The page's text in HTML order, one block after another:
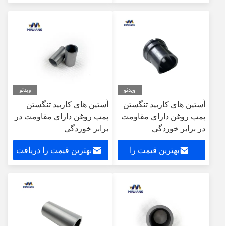
ویدئو
آستین های کاربید تنگستن
پمپ روغن دارای مقاومت
در برابر خوردگی
بهترین قیمت را
ویدئو
آستین های کاربید تنگستن
پمپ روغن دارای مقاومت در
برابر خوردگی
بهترین قیمت را دریافت